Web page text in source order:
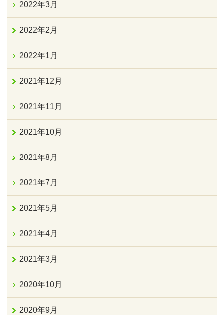
2022年3月
2022年2月
2022年1月
2021年12月
2021年11月
2021年10月
2021年8月
2021年7月
2021年5月
2021年4月
2021年3月
2020年10月
2020年9月